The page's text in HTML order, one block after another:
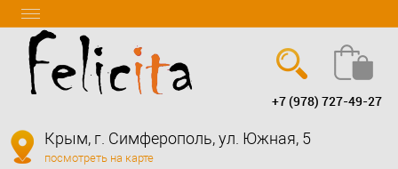
+7 (978) 727-49-27
Крым, г. Симферополь, ул. Южная, 5
посмотреть на карте